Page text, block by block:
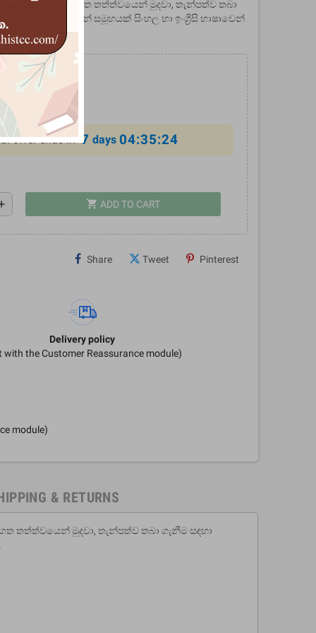
සිත අවුල් සහගත තත්ත්වයෙන් මුදවා, තැන්පත්ව තබා
කළයුතු ක්‍රමෝපායන් සමූහයක් සිංහල හා ඉංග්‍රීසි භාෂාවෙන්
offer ends in 7 days 04:35:23
shopping_cart ADD TO CART
Share Tweet Pinterest
Delivery policy
with the Customer Reassurance module)
module)
& RETURNS
තත්ත්වයෙන් මුදවා, තැන්පත්ව තබා ගැනීම සඳහා